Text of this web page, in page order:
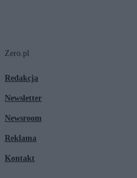
Zero.pl
Redakcja
Newsletter
Newsroom
Reklama
Kontakt